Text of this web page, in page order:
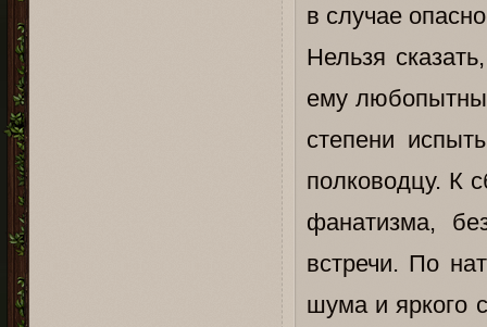
в случае
Нельзя
ему
степени
полководцу. К
фанатизма,
встречи. По
шума и яркого